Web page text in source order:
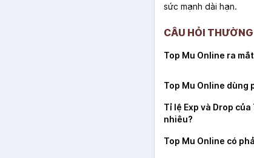
sức mạnh dài hạn.
CÂU HỎI
Top Mu Online ra
Top Mu Online dùng
Tỉ lệ Exp và Drop
nhiêu?
Top Mu Online có